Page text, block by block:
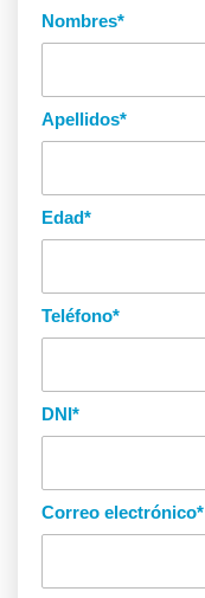
Nombres*
Apellidos*
Edad*
Teléfono*
DNI*
Correo electrónico*